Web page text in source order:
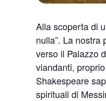
Alla scoperta di
nulla”. La
verso il Palazzo
viandanti,
Shakespeare
spirituali di